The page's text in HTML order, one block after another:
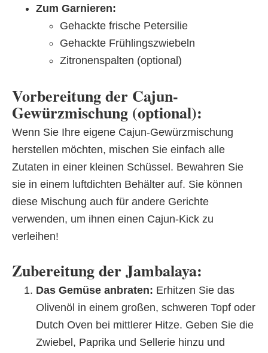
Zum Garnieren:
Gehackte frische Petersilie
Gehackte Frühlingszwiebeln
Zitronenspalten (optional)
Vorbereitung der Cajun-
Gewürzmischung (optional):
Wenn Sie Ihre eigene Cajun-Gewürzmischung
herstellen möchten, mischen Sie einfach alle
Zutaten in einer kleinen Schüssel. Bewahren Sie
sie in einem luftdichten Behälter auf. Sie können
diese Mischung auch für andere Gerichte
verwenden, um ihnen einen Cajun-Kick zu
verleihen!
Zubereitung der Jambalaya:
Das Gemüse anbraten: Erhitzen Sie das
Olivenöl in einem großen, schweren Topf oder
Dutch Oven bei mittlerer Hitze. Geben Sie die
Zwiebel, Paprika und Sellerie hinzu und